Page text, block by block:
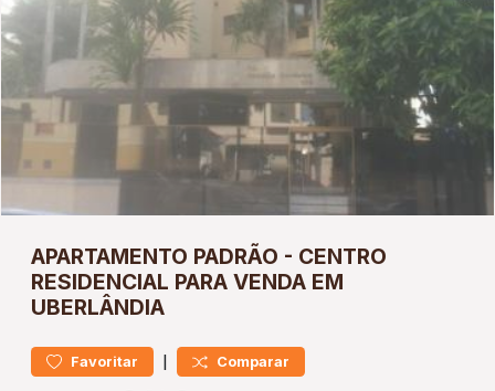
APARTAMENTO PADRÃO - CENTRO
RESIDENCIAL PARA VENDA EM
UBERLÂNDIA
Favoritar | Comparar